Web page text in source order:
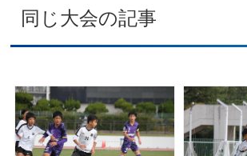
同じ大会の記事